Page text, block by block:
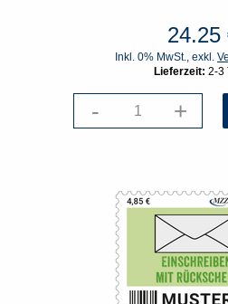
24.25
Inkl. 0% MwSt., exkl.
Lieferzeit: 2-3
- +